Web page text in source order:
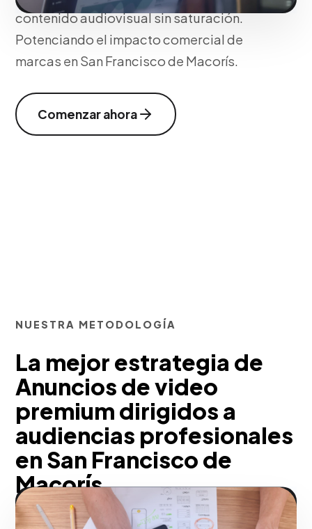
contenido audiovisual sin saturación.
Potenciando el impacto comercial de
marcas en San Francisco de Macorís.
Comenzar ahora
NUESTRA METODOLOGÍA
La mejor estrategia de
Anuncios de video
premium dirigidos a
audiencias profesionales
en San Francisco de
Macorís